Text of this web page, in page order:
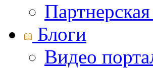
Блоги
Видео